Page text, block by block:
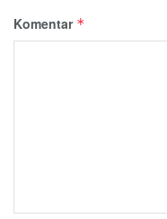
Komentar *